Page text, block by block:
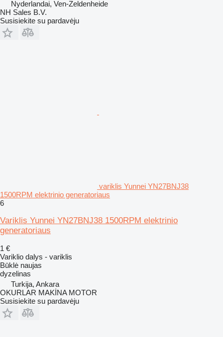
Nyderlandai, Ven-Zeldenheide
NH Sales B.V.
Susisiekite su pardavėju
variklis Yunnei YN27BNJ38
1500RPM elektrinio generatoriaus
6
Variklis Yunnei YN27BNJ38 1500RPM elektrinio
generatoriaus
1 €
Variklio dalys - variklis
Būklė naujas
dyzelinas
Turkija, Ankara
OKURLAR MAKİNA MOTOR
Susisiekite su pardavėju